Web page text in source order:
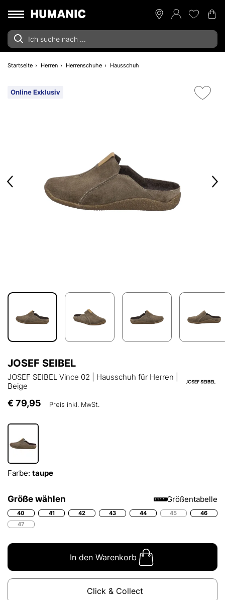
Startseite Herren Herrenschuhe Hausschuh
Online Exklusiv
JOSEF SEIBEL
JOSEF SEIBEL Vince 02 | Hausschuh für Herren |
Beige
€ 79,95 Preis inkl. MwSt.
Farbe: taupe
Größe wählen Größentabelle
40 41 42 43 44 45
46
47
In den Warenkorb
Click & Collect